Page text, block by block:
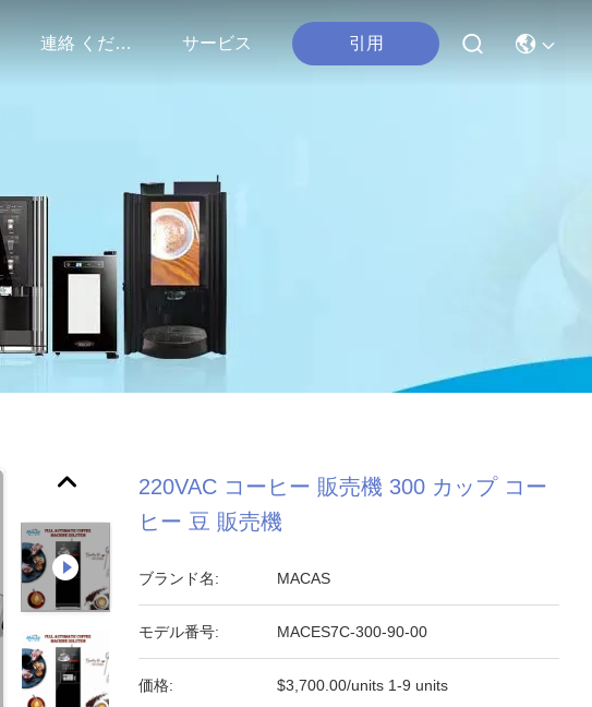
連絡 ください サービス 引用
220VAC コーヒー 販売機 300 カップ コー
ヒー 豆 販売機
ブランド名: MACAS
モデル番号: MACES7C-300-90-00
価格: $3,700.00/units 1-9 units